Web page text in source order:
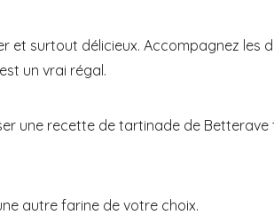
et surtout délicieux. Accompagnez les
un vrai régal.
une recette de tartinade de
autre farine de votre choix.